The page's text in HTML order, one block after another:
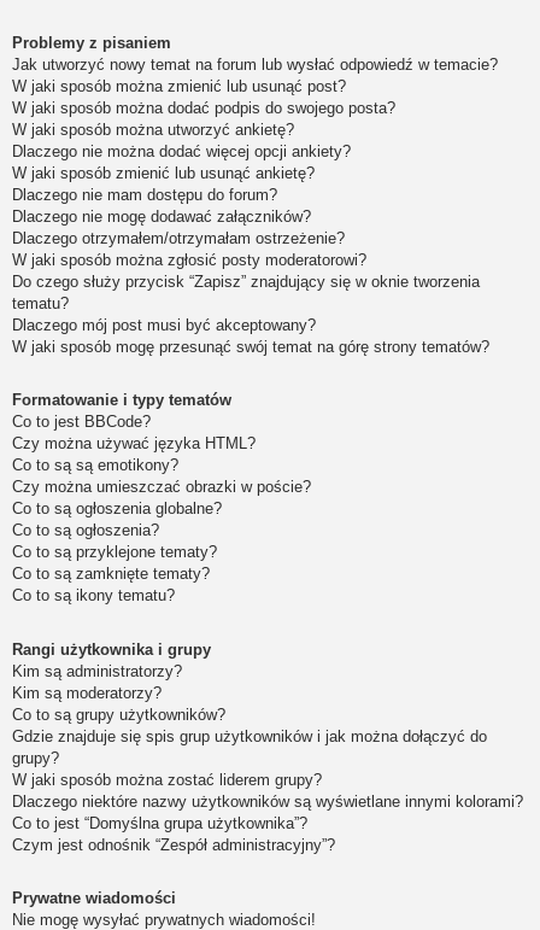
Problemy z pisaniem
Jak utworzyć nowy temat na forum lub wysłać odpowiedź w temacie?
W jaki sposób można zmienić lub usunąć post?
W jaki sposób można dodać podpis do swojego posta?
W jaki sposób można utworzyć ankietę?
Dlaczego nie można dodać więcej opcji ankiety?
W jaki sposób zmienić lub usunąć ankietę?
Dlaczego nie mam dostępu do forum?
Dlaczego nie mogę dodawać załączników?
Dlaczego otrzymałem/otrzymałam ostrzeżenie?
W jaki sposób można zgłosić posty moderatorowi?
Do czego służy przycisk “Zapisz” znajdujący się w oknie tworzenia
tematu?
Dlaczego mój post musi być akceptowany?
W jaki sposób mogę przesunąć swój temat na górę strony tematów?
Formatowanie i typy tematów
Co to jest BBCode?
Czy można używać języka HTML?
Co to są są emotikony?
Czy można umieszczać obrazki w poście?
Co to są ogłoszenia globalne?
Co to są ogłoszenia?
Co to są przyklejone tematy?
Co to są zamknięte tematy?
Co to są ikony tematu?
Rangi użytkownika i grupy
Kim są administratorzy?
Kim są moderatorzy?
Co to są grupy użytkowników?
Gdzie znajduje się spis grup użytkowników i jak można dołączyć do
grupy?
W jaki sposób można zostać liderem grupy?
Dlaczego niektóre nazwy użytkowników są wyświetlane innymi kolorami?
Co to jest “Domyślna grupa użytkownika”?
Czym jest odnośnik “Zespół administracyjny”?
Prywatne wiadomości
Nie mogę wysyłać prywatnych wiadomości!